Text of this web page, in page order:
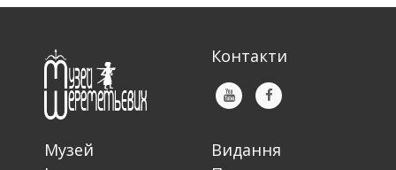
Контакти
Музей
Видання